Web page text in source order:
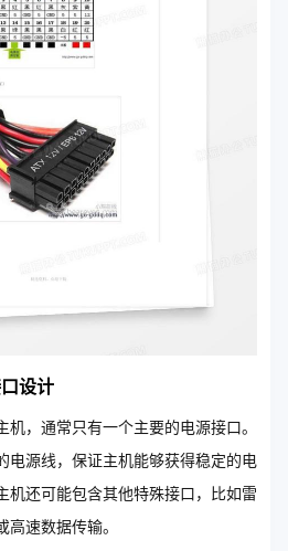
设计
，通常只有一个主要的电源接口。
电源线，保证主机能够获得稳定的电
机还可能包含其他特殊接口，比如雷
速数据传输。